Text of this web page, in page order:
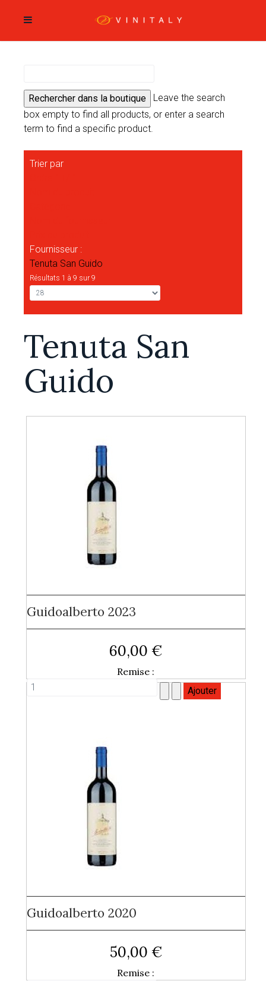
Leave the search
box empty to find all products, or enter a search
term to find a specific product.
Trier par
Fournisseur :
Tenuta San Guido
Résultats 1 à 9 sur 9
Tenuta San
Guido
Guidoalberto 2023
60,00 €
Remise :
Guidoalberto 2020
50,00 €
Remise :